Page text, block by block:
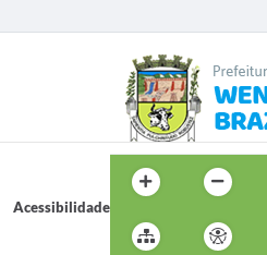
Acessibilidade